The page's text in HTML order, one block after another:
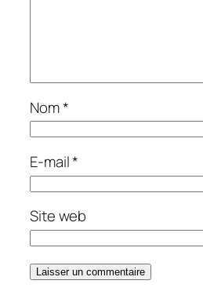
Nom*
E-mail*
Site web